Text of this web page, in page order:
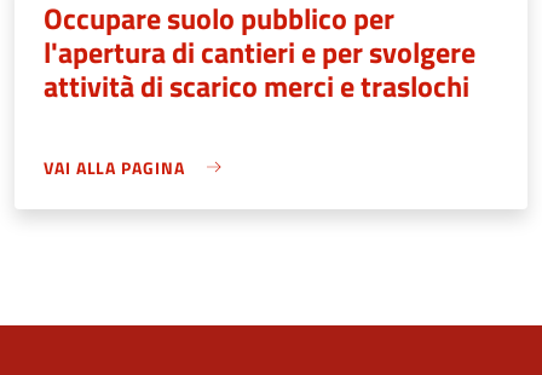
Occupare suolo pubblico per
l'apertura di cantieri e per svolgere
attività di scarico merci e traslochi
VAI ALLA PAGINA